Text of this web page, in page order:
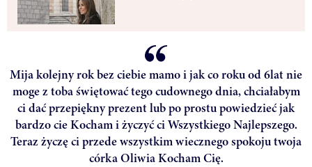
Mija kolejny rok bez ciebie mamo i jak co roku od 6lat nie
moge z toba świętować tego cudownego dnia, chciałabym
ci dać przepiękny prezent lub po prostu powiedzieć jak
bardzo cie Kocham i życzyć ci Wszystkiego Najlepszego.
Teraz życzę ci przede wszystkim wiecznego spokoju twoja
córka Oliwia Kocham Cię.